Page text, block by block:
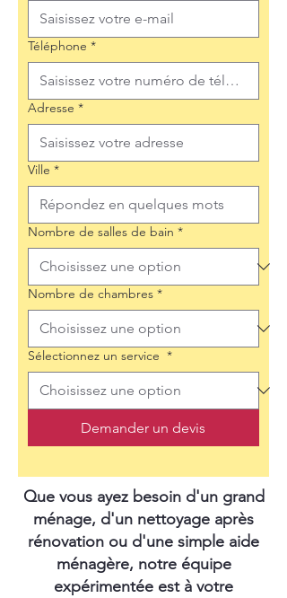
Téléphone *
Adresse *
Ville *
Nombre de salles de bain *
Nombre de chambres *
Sélectionnez un service *
Demander un devis
Que vous ayez besoin d'un grand
ménage, d'un nettoyage après
rénovation ou d'une simple aide
ménagère, notre équipe
expérimentée est à votre